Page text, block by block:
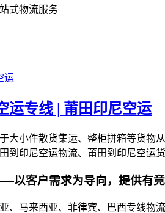
式物流服务
运
运专线 | 莆田印尼空运
大小件散货集运、整柜拼箱等货物
到印尼空运物流、莆田到印尼空运
以客户需求为导向，提供有竟
、马来西亚、菲律宾、巴西专线物